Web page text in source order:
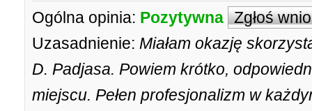
Ogólna opinia: Pozytywna Zgłoś
Uzasadnienie: Miałam okazję
D. Padjasa. Powiem krótko,
miejscu. Pełen profesjonalizm w